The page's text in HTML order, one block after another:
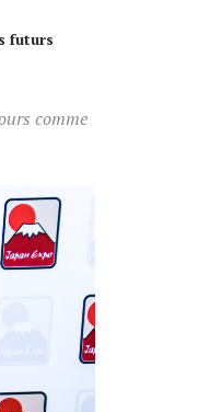
futurs
comme